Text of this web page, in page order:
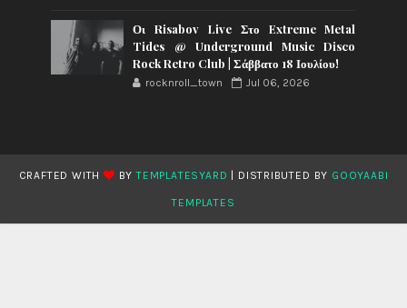
Οι Risabov Live Στο Extreme Metal
Tides @ Underground Music Disco
Rock Retro Club | Σάββατο 18 Ιουλίου!
rocknroll_town Jul 06, 2026
CRAFTED WITH BYTEMPLATESYARD | DISTRIBUTED BY GOOYAABI
TEMPLATES